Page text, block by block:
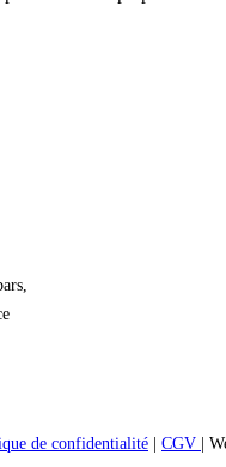
de confidentialité CGV |